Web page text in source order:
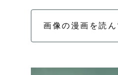
画像の漫画を読